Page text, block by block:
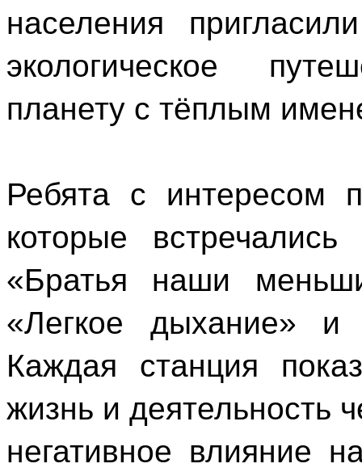
населения
экологическое
планету с тёплым
Ребята с интересом
которые
«Братья наши
«Легкое дыхание» и
Каждая станция
жизнь и деятельность
негативное влияние